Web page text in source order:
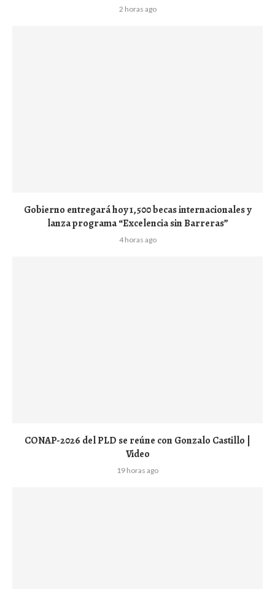
2 horas ago
Gobierno entregará hoy 1,500 becas internacionales y
lanza programa “Excelencia sin Barreras”
4 horas ago
CONAP-2026 del PLD se reúne con Gonzalo Castillo |
Video
19 horas ago